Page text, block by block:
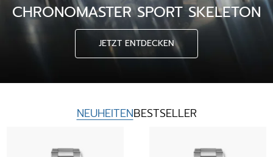
CHRONOMASTER SPORT SKELETON
JETZT ENTDECKEN
NEUHEITENBESTSELLER